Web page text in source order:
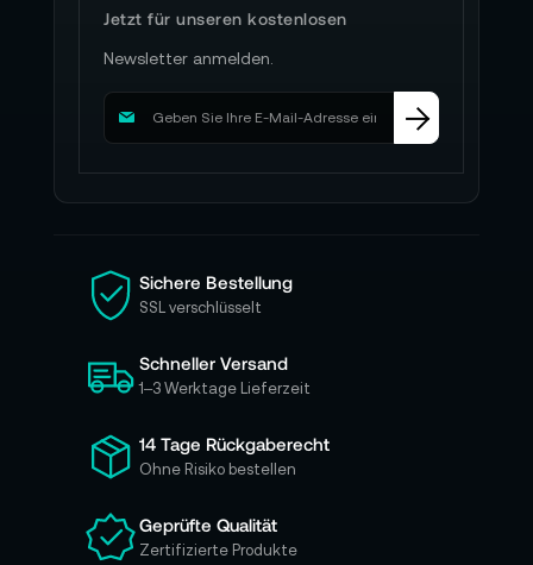
Jetzt für unseren kostenlosen
Newsletter anmelden.
M
d
i
e
s
c
h
ü
r
u
e
Sichere Bestellung
SSL verschlüsselt
Schneller Versand
1–3 Werktage Lieferzeit
14 Tage Rückgaberecht
Ohne Risiko bestellen
Geprüfte Qualität
Zertifizierte Produkte